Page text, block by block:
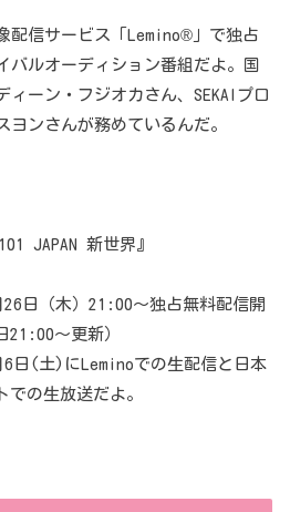
配信サービス「Lemino®」で独占
バルオーディション番組だよ。国
ィーン・フジオカさん、SEKAIプロ
ヨンさんが務めているんだ。
101 JAPAN 新世界』
26日（木）21:00～独占無料配信開
21:00～更新）
日(土)にLeminoでの生配信と日本
での生放送だよ。